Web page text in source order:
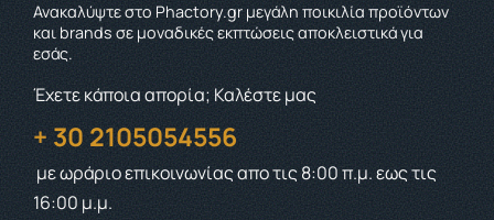
Ανακαλύψτε στο Phactory.gr μεγάλη ποικιλία προϊόντων
και brands σε μοναδικές εκπτώσεις αποκλειστικά για
εσάς.
Έχετε κάποια απορία; Καλέστε μας
+ 30 2105054556
με ωράριο επικοινωνίαςαπο τις 8:00 π.μ. εως τις
16:00 μ.μ.